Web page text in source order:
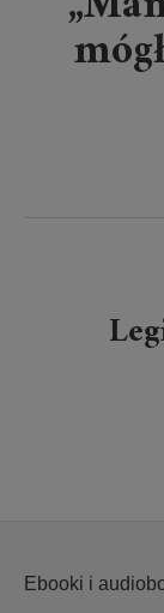
Ebooki i